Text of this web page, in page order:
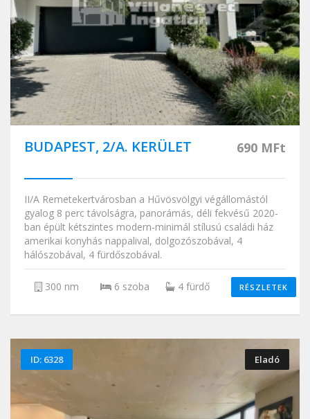
BUDAPEST, 2/A. KERÜLET 690 MFt
II/A Remetekertvárosban a Hűvösvölgyi végállomástól
gyalog 8 perc távolságra, panorámás, déli fekvésű 2020-
ban épült kétszintes modern-minimál stílusú családi ház
amerikai konyhás nappalival, dolgozószobával, 4
hálószobával, 4 fürdőszobával.
300 nm 6 szoba 4 fürdő RÉSZLETEK
ID: 6328 Eladó